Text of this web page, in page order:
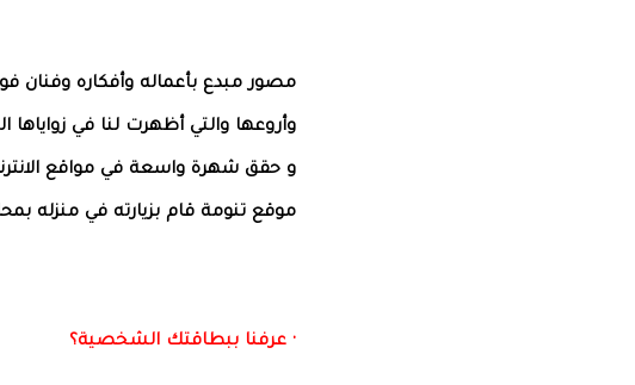
مصور مبدع بأعماله وأفكاره وفنان
وأروعها والتي أظهرت لنا في
و حقق شهرة واسعة في مواقع
موقع تنومة قام بزيارته في منزله
· عرفنا ببطاقتك الشخصية؟